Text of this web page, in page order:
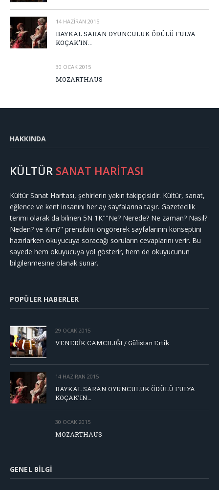
14 HAZIRAN 2015
BAYKAL SARAN OYUNCULUK ÖDÜLÜ FULYA
KOÇAK’IN…
30 OCAK 2015
MOZARTHAUS
HAKKINDA
KÜLTÜR SANAT HARİTASI
Kültür Sanat Haritası, şehirlerin yakın takipçisidir. Kültür, sanat,
eğlence ve kent insanını her ay sayfalarına taşır. Gazetecilik
terimi olarak da bilinen 5N 1K""Ne? Nerede? Ne zaman? Nasıl?
Neden? ve Kim?" prensibini öngörerek sayfalarının konseptini
hazırlarken okuyucuya soracağı soruların cevaplarını verir. Bu
sayede hem okuyucuya yol gösterir, hem de okuyucunun
bilgilenmesine olanak sunar.
POPÜLER HABERLER
29 OCAK 2015
VENEDİK CAMCILIĞI / Gülistan Ertik
14 HAZIRAN 2015
BAYKAL SARAN OYUNCULUK ÖDÜLÜ FULYA
KOÇAK’IN…
30 OCAK 2015
MOZARTHAUS
GENEL BILGI